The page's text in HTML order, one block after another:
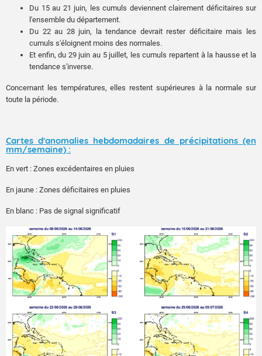
Du 15 au 21 juin, les cumuls deviennent clairement déficitaires sur
l'ensemble du département.
Du 22 au 28 juin, la tendance devrait rester déficitaire mais les
cumuls s'éloignent moins des normales.
Et enfin, du 29 juin au 5 juillet, les cumuls repartent à la hausse et la
tendance s'inverse.
Concernant les températures, elles restent supérieures à la normale sur
toute la période.
Cartes d'anomalies hebdomadaires de précipitations (en
mm/semaine) :
En vert : Zones excédentaires en pluies
En jaune : Zones déficitaires en pluies
En blanc : Pas de signal significatif